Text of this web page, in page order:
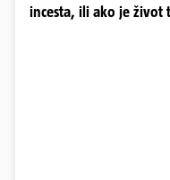
incesta, ili ako je život